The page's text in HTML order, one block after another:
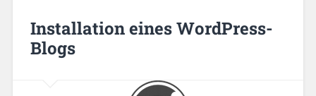
Installation eines WordPress-
Blogs